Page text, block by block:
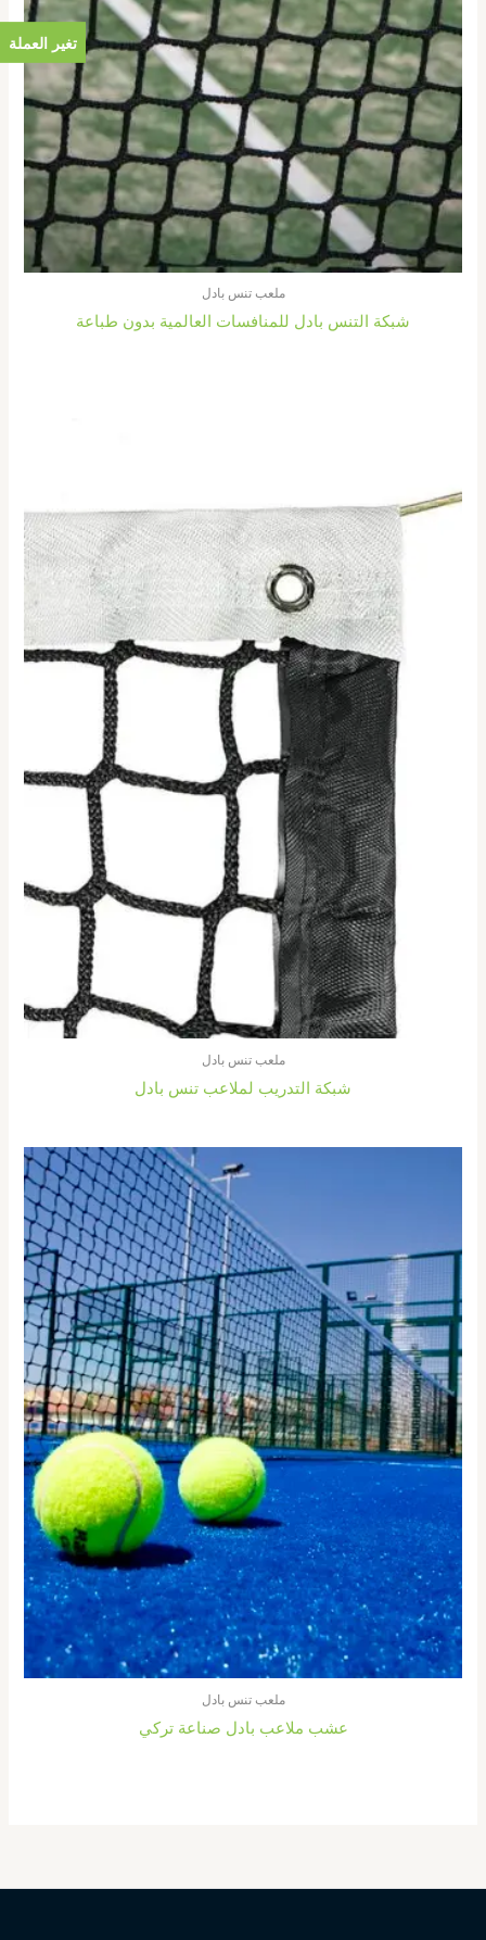
ملعب تنس بادل
شبكة التنس بادل للمنافسات العالمية بدون طباعة
ملعب تنس بادل
شبكة التدريب لملاعب تنس بادل
ملعب تنس بادل
عشب ملاعب بادل صناعة تركي
تغير العملة